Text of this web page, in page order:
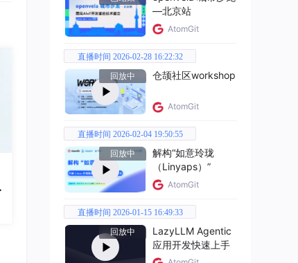
—北京站
AtomGit
直播时间 2026-02-28 16:22:32
回放中
仓颉社区workshop
AtomGit
直播时间 2026-02-04 19:50:55
回放中
解构“如意玲珑
（Linyaps）”
AtomGit
直播时间 2026-01-15 16:49:33
回放中
LazyLLM Agentic
应用开发快速上手